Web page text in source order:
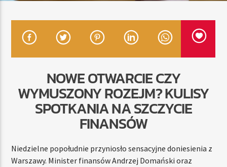
TERAZ
RADIO STREFA MUZY
NOWE OTWARCIE CZY
WYMUSZONY ROZEJM? KULISY
SPOTKANIA NA SZCZYCIE
FINANSÓW
Niedzielne popołudnie przyniosło sensacyjne doniesienia z
Warszawy. Minister finansów Andrzej Domański oraz